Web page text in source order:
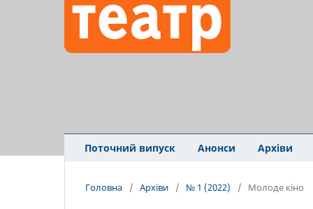
Поточний випуск Анонси Архіви
Головна / Архіви / № 1 (2022) / Молоде кіно